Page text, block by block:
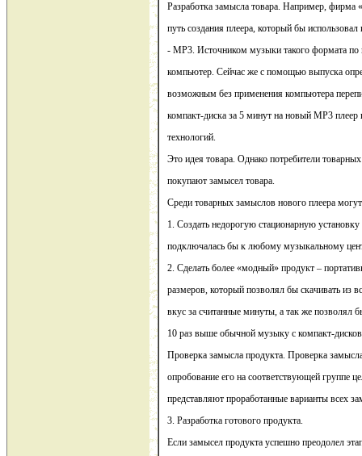
Разработка замысла товара. Например,
путь создания плеера, который бы
- МР3. Источником музыки такого формата по
компьютер. Сейчас же с помощью выпуска
возможным без применения компьютера
компакт-диска за 5 минут на новый МР3
технологий.
Это идея товара. Однако потребители
покупают замысел товара.
Среди товарных замыслов нового плеера
1. Создать недорогую стационарную
подключалась бы к любому музыкальному
2. Сделать более «модный» продукт –
размеров, который позволял бы скачивать из
вкус за считанные минуты, а так же позволял
10 раз выше обычной музыку с компакт-
Проверка замысла продукта. Проверка
опробование его на соответствующей группе
представляют проработанные варианты всех
3. Разработка готового продукта.
Если замысел продукта успешно преодолел